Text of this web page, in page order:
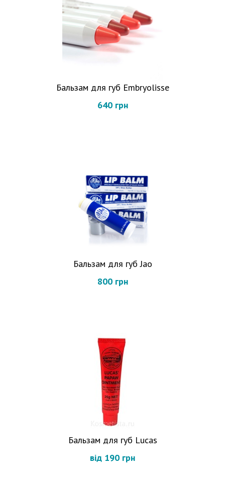
Бальзам для губ Embryolisse
640 грн
Бальзам для губ Jao
800 грн
Бальзам для губ Lucas
від 190 грн